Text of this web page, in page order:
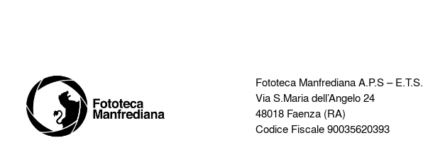
Fototeca ManfredianaA.P.S – E.T.S.
Via S.Maria dell’Angelo 24
48018 Faenza (RA)
Codice Fiscale 90035620393